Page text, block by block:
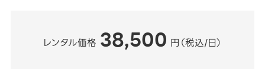
レンタル価格 38,500 円（税込/日）